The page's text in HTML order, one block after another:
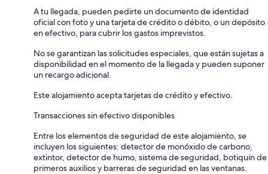
A tu llegada, pueden pedirte un documento de identidad
oficial con foto y una tarjeta de crédito o débito, o un depósito
en efectivo, para cubrir los gastos imprevistos.
No se garantizan las solicitudes especiales, que están sujetas a
disponibilidad en el momento de la llegada y pueden suponer
un recargo adicional.
Este alojamiento acepta tarjetas de crédito y efectivo.
Transacciones sin efectivo disponibles
Entre los elementos de seguridad de este alojamiento, se
incluyen los siguientes: detector de monóxido de carbono,
extintor, detector de humo, sistema de seguridad, botiquín de
primeros auxilios y barreras de seguridad en las ventanas.